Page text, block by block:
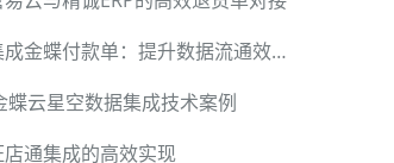
钉钉报销集成金蝶付款单：提升数据流通效率
蝶云星空数据集成技术案例
通集成的高效实现